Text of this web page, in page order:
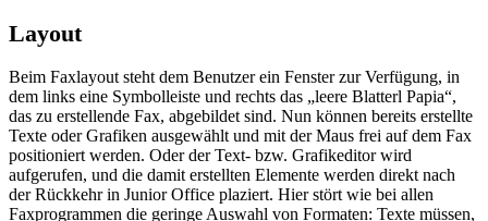
Layout
Beim Faxlayout steht dem Benutzer ein Fenster zur Verfügung, in
dem links eine Symbolleiste und rechts das „leere Blatterl Papia“,
das zu erstellende Fax, abgebildet sind. Nun können bereits erstellte
Texte oder Grafiken ausgewählt und mit der Maus frei auf dem Fax
positioniert werden. Oder der Text- bzw. Grafikeditor wird
aufgerufen, und die damit erstellten Elemente werden direkt nach
der Rückkehr in Junior Office plaziert. Hier stört wie bei allen
Faxprogrammen die geringe Auswahl von Formaten: Texte müssen,